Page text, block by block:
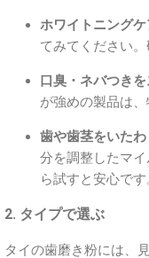
ホワイトニング
てみてください
口臭・ネバつき
が強めの製品は
歯や歯茎をいた
分を調整したマ
ら試すと安心です
2. タイプで選ぶ
タイの歯磨き粉には、